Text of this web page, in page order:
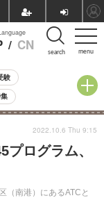
menu
/ CN search
験
校受験
事
ログラム、
南港）にあるATCと
2022.10.6 Thu 9:15